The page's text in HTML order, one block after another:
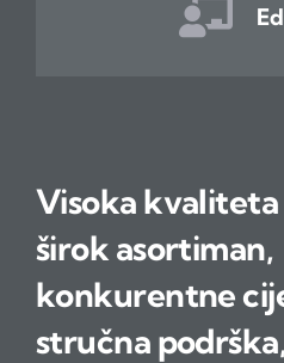
Visoka
širok asortiman,
konkurentne
stručna